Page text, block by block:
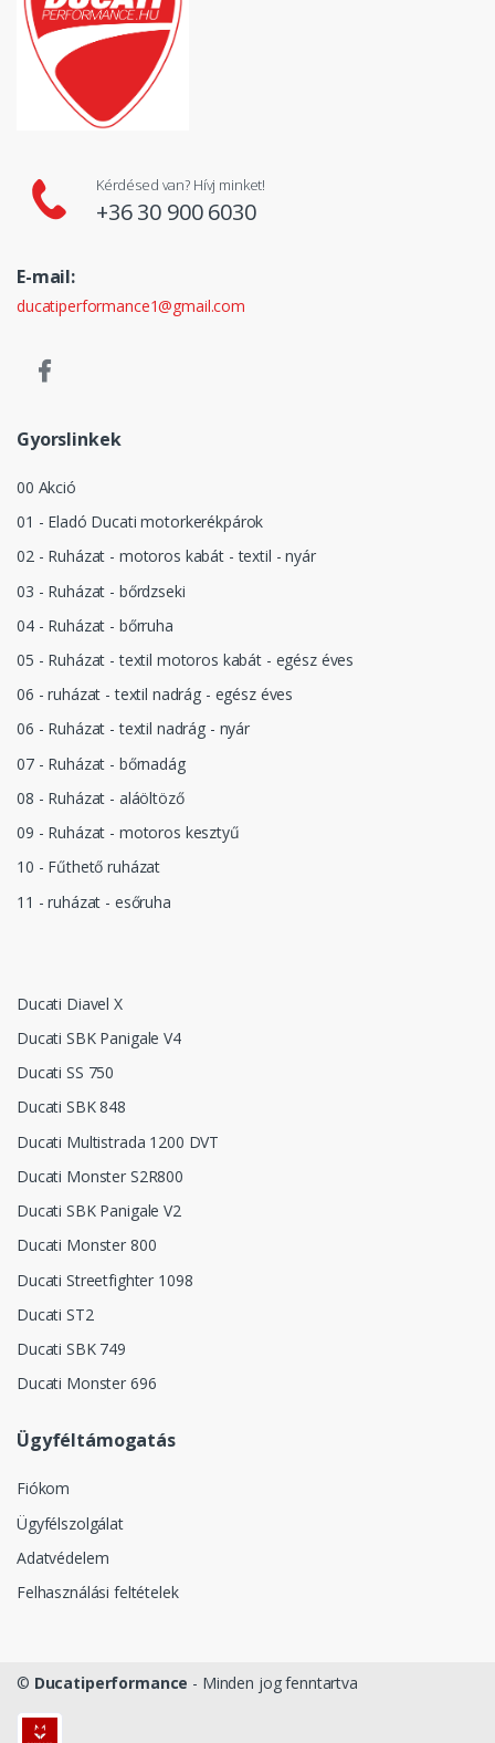
Kérdésed van? Hívj minket!
+36 30 900 6030
E-mail:
ducatiperformance1@gmail.com
Gyorslinkek
00 Akció
01 - Eladó Ducati motorkerékpárok
02 - Ruházat - motoros kabát - textil - nyár
03 - Ruházat - bőrdzseki
04 - Ruházat - bőrruha
05 - Ruházat - textil motoros kabát - egész éves
06 - ruházat - textil nadrág - egész éves
06 - Ruházat - textil nadrág - nyár
07 - Ruházat - bőrnadág
08 - Ruházat - aláöltöző
09 - Ruházat - motoros kesztyű
10 - Fűthető ruházat
11 - ruházat - esőruha
Ducati Diavel X
Ducati SBK Panigale V4
Ducati SS 750
Ducati SBK 848
Ducati Multistrada 1200 DVT
Ducati Monster S2R800
Ducati SBK Panigale V2
Ducati Monster 800
Ducati Streetfighter 1098
Ducati ST2
Ducati SBK 749
Ducati Monster 696
Ügyféltámogatás
Fiókom
Ügyfélszolgálat
Adatvédelem
Felhasználási feltételek
© Ducatiperformance - Minden jog fenntartva